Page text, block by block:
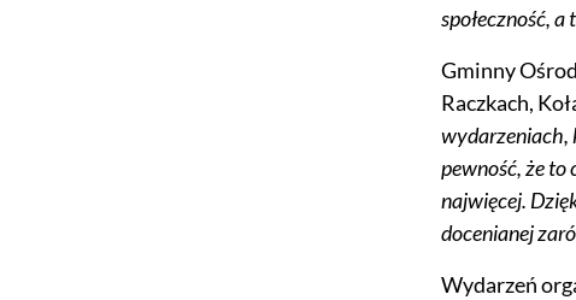
społeczność,
Gminny
Raczkach,
wydarzeniach,
pewność, że to
najwięcej.
docenianej
Wydarzeń